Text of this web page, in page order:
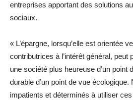
entreprises apportant des solutions
sociaux.
« L’épargne, lorsqu’elle est orientée
contributrices à l’intérêt général, peut
une société plus heureuse d’un point
durable d’un point de vue
impatients et déterminés à utiliser